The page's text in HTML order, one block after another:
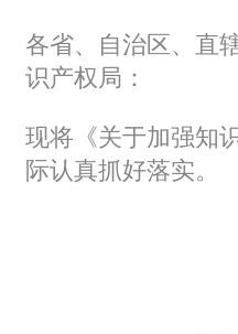
各省、自治区、直
识产权局：
现将《关于加强知
际认真抓好落实。